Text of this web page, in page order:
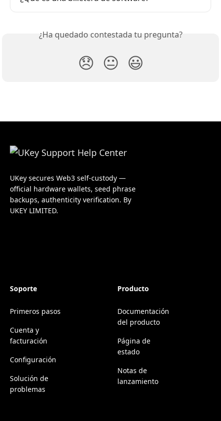
¿Ha quedado contestada tu pregunta?
😞 😐 😃
UKey secures Web3 self-custody —
official hardware wallets, seed phrase
backups, authenticity verification. By
UKEY LIMITED.
Soporte
Primeros pasos
Cuenta y
facturación
Configuración
Solución de
problemas
Producto
Documentación
del producto
Página de
estado
Notas de
lanzamiento